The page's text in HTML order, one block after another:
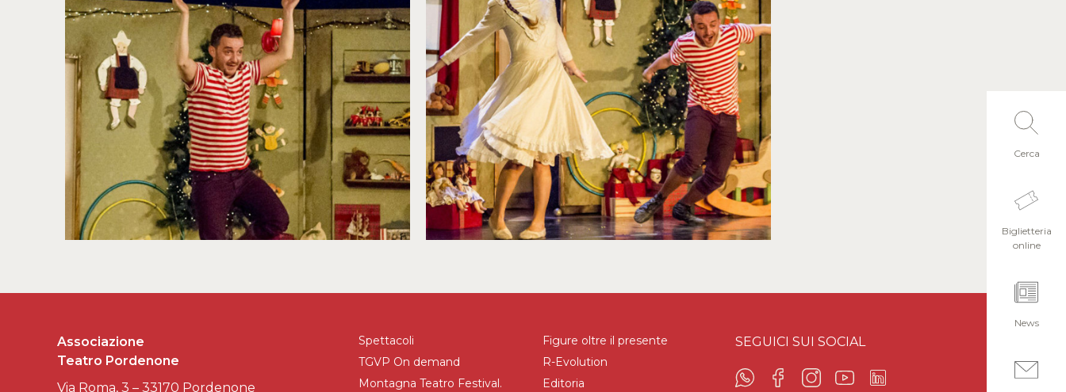
Cerca
Biglietteria
online
News
Associazione
Teatro Pordenone
Via Roma, 3 – 33170 Pordenone
Spettacoli
TGVP On demand
Montagna Teatro Festival.
Figure oltre il presente
R-Evolution
Editoria
SEGUICI SUI SOCIAL